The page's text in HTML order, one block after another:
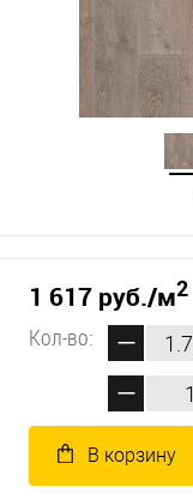
1 617 руб./м2
Кол-во:
В корзину